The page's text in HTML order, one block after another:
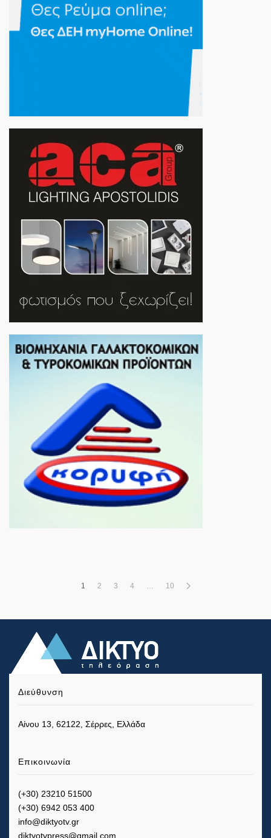
1 2 3 4 10
Διεύθυνση
Αίνου 13, 62122, Σέρρες, Ελλάδα
Επικοινωνία
(+30) 23210 51500
(+30) 6942 053 400
info@diktyotv.gr
diktyotvpress@gmail.com